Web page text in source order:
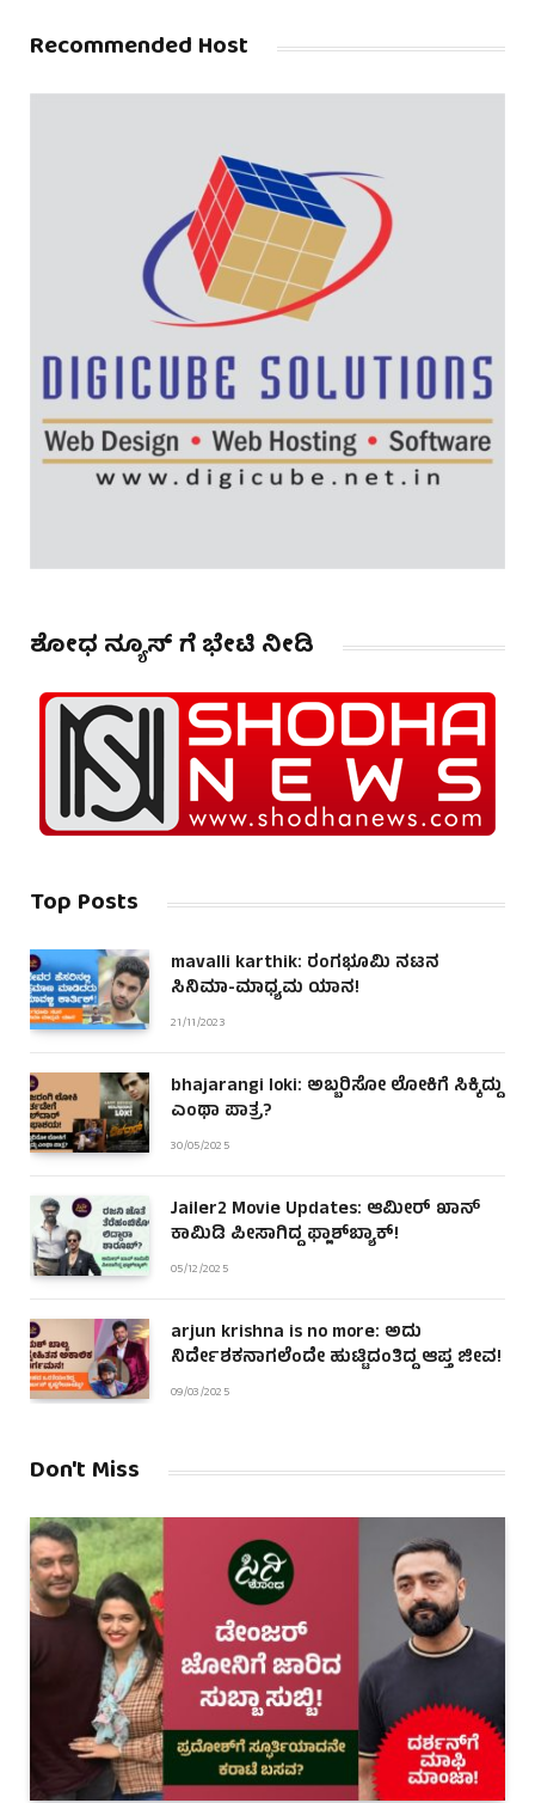
Recommended Host
ಶೋಧ ನ್ಯೂಸ್ ಗೆ ಭೇಟಿ ನೀಡಿ
Top Posts
mavalli karthik: ರಂಗಭೂಮಿ ನಟನ
ಸಿನಿಮಾ-ಮಾಧ್ಯಮ ಯಾನ!
21/11/2023
bhajarangi loki: ಅಬ್ಬರಿಸೋ ಲೋಕಿಗೆ ಸಿಕ್ಕಿದ್ದು
ಎಂಥಾ ಪಾತ್ರ?
30/05/2025
Jailer2 Movie Updates: ಆಮೀರ್ ಖಾನ್
ಕಾಮಿಡಿ ಪೀಸಾಗಿದ್ದ ಫ್ಲಾಶ್‌ಬ್ಯಾಕ್!
05/12/2025
arjun krishna is no more: ಅದು
ನಿರ್ದೇಶಕನಾಗಲೆಂದೇ ಹುಟ್ಟಿದಂತಿದ್ದ ಆಪ್ತ ಜೀವ!
09/03/2025
Don't Miss